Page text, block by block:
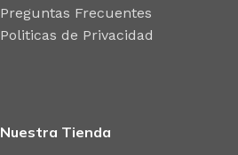
Preguntas Frecuentes
Politicas de Privacidad
Nuestra Tienda